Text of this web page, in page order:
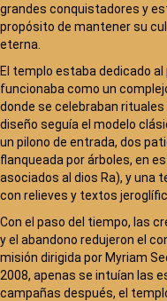
grandes conquistadores y
propósito de mantener su
eterna.
El templo estaba dedicado
funcionaba como un
donde se celebraban
diseño seguía el modelo
un pilono de entrada, dos
flanqueada por árboles, en
asociados al dios Ra), y una
con relieves y textos
Con el paso del tiempo, las
y el abandono redujeron el
misión dirigida por Myriam
2008, apenas se intuían las
campañas después, el